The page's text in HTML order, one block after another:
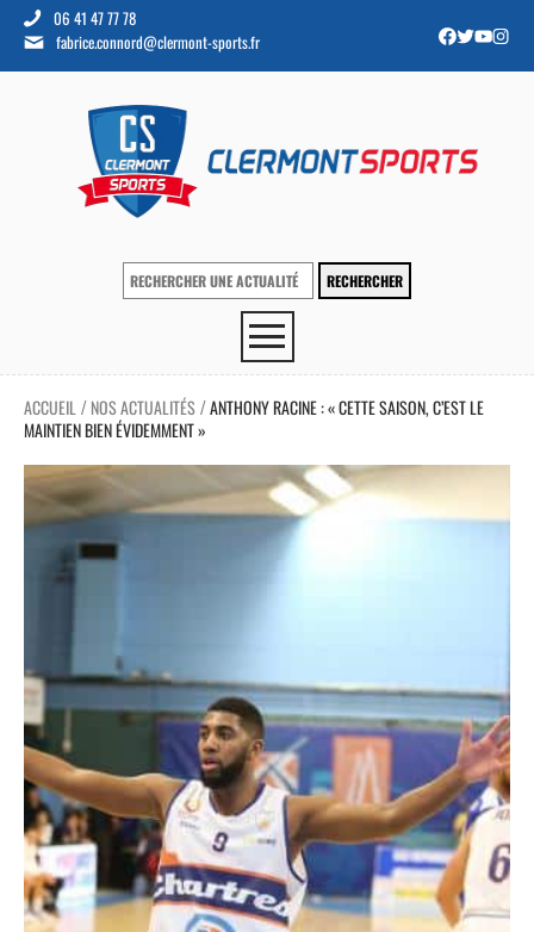
06 41 47 77 78
fabrice.connord@clermont-sports.fr
ACCUEIL / NOS ACTUALITÉS /ANTHONY RACINE : « CETTE SAISON, C’EST LE
MAINTIEN BIEN ÉVIDEMMENT »